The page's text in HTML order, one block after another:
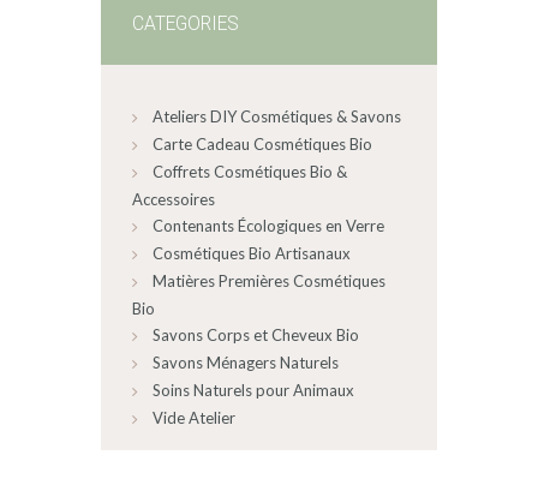
CATEGORIES
Ateliers DIY Cosmétiques & Savons
Carte Cadeau Cosmétiques Bio
Coffrets Cosmétiques Bio &
Accessoires
Contenants Écologiques en Verre
Cosmétiques Bio Artisanaux
Matières Premières Cosmétiques
Bio
Savons Corps et Cheveux Bio
Savons Ménagers Naturels
Soins Naturels pour Animaux
Vide Atelier